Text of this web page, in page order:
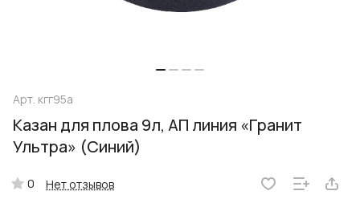
Арт. кгг95а
Казан для плова 9л, АП линия «Гранит
Ультра» (Синий)
0 Нет отзывов